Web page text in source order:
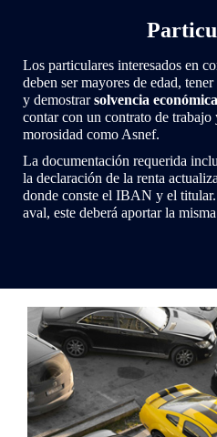
Los particulares interesados en
deben ser mayores de edad,
y demostrarsolvencia económica
contar con un contrato de trabajo
morosidad como Asnef.
La documentación requerida
la declaración de la renta
donde conste el IBAN y el titular.
aval, este deberá aportar la